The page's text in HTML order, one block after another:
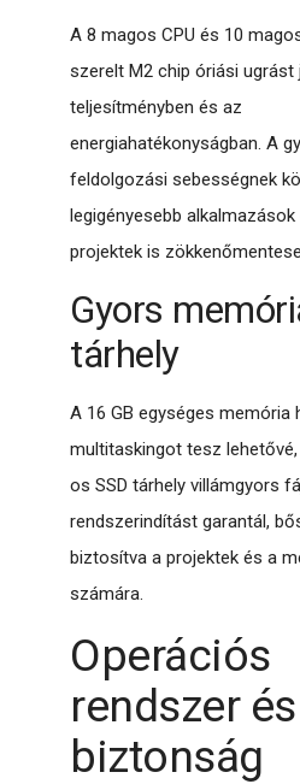
A 8 magos CPU és 10
szerelt M2 chip óriási ugrást
teljesítményben és az
energiahatékonyságban. A
feldolgozási sebességnek
legigényesebb
projektek is
Gyors
tárhely
A 16 GB egységes memória
multitaskingot tesz
os SSD tárhely villámgyors
rendszerindítást garantál,
biztosítva a projektek és a
számára.
Operációs
rendszer és
biztonság